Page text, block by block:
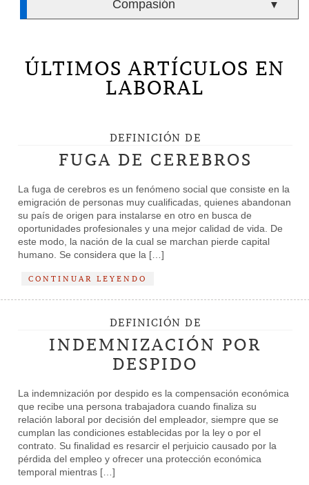
Compasión ▼
ÚLTIMOS ARTÍCULOS EN
LABORAL
DEFINICIÓN DE
FUGA DE CEREBROS
La fuga de cerebros es un fenómeno social que consiste en la
emigración de personas muy cualificadas, quienes abandonan
su país de origen para instalarse en otro en busca de
oportunidades profesionales y una mejor calidad de vida. De
este modo, la nación de la cual se marchan pierde capital
humano. Se considera que la […]
CONTINUAR LEYENDO
DEFINICIÓN DE
INDEMNIZACIÓN POR
DESPIDO
La indemnización por despido es la compensación económica
que recibe una persona trabajadora cuando finaliza su
relación laboral por decisión del empleador, siempre que se
cumplan las condiciones establecidas por la ley o por el
contrato. Su finalidad es resarcir el perjuicio causado por la
pérdida del empleo y ofrecer una protección económica
temporal mientras […]